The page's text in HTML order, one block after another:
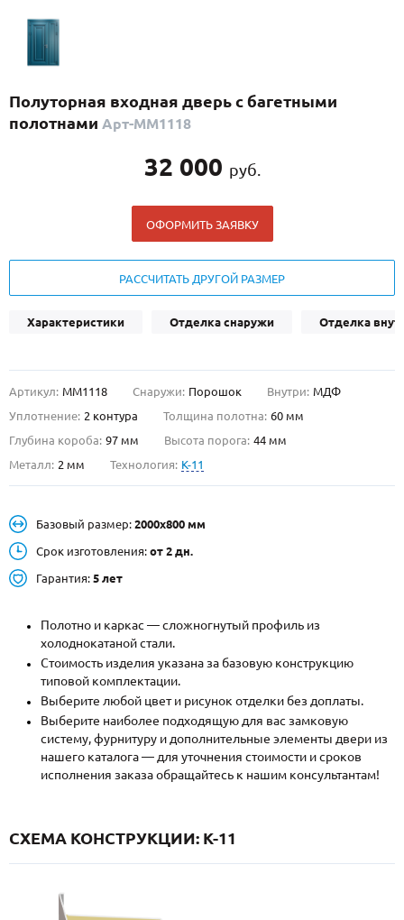
ПО НАЗНАЧЕНИЮ
ПО КОНСТРУКЦИИ
ДВЕРИ С ТЕРМОРАЗРЫВОМ
ГАЛЕРЕЯ
ОПЛАТА
УСТАНОВКА
О НАС
КОНТАКТЫ
Металлические двери от производителя с доставкой и установкой в
Москве и МО
НАЙТИ:
+7 (495) 411-44-41
INFO@META-M.RU
Каталог Распродажа Как купить
Полуторная входная дверь с багетными
полотнами Арт-ММ1118
32 000 руб.
ОФОРМИТЬ ЗАЯВКУ
РАССЧИТАТЬ ДРУГОЙ РАЗМЕР
Характеристики Отделка снаружи Отделка
Артикул: ММ1118 Снаружи: Порошок Внутри: МДФ
Уплотнение: 2 контура Толщина полотна: 60 мм
Глубина короба: 97 мм Высота порога: 44 мм
Металл: 2 мм Технология: K-11
Базовый размер: 2000х800 мм
Срок изготовления: от 2 дн.
Гарантия: 5 лет
Полотно и каркас — сложногнутый профиль из
холоднокатаной стали.
Стоимость изделия указана за базовую конструкцию
типовой комплектации.
Выберите любой цвет и рисунок отделки без доплаты.
Выберите наиболее подходящую для вас замковую
систему, фурнитуру и дополнительные элементы двери из
нашего каталога — для уточнения стоимости и сроков
исполнения заказа обращайтесь к нашим консультантам!
СХЕМА КОНСТРУКЦИИ: K-11